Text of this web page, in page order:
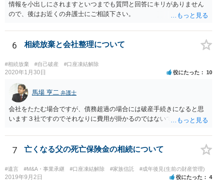
情報を小出しにされますといつまでも質問と回答にキリがありません
ので、後はお近くの弁護士にご相談下さい。
6 相続放棄と会社整理について
#相続放棄 #自己破産 #口座凍結解除
2020年1月30日 役にたった 10
馬場 亨二 弁護士
会社をたたむ場合ですが、債務超過の場合には破産手続きになると思
います３社ですのでそれなりに費用が掛かるのではないでしょうか。
7 亡くなる父の死亡保険金の相続について
#遺言 #M&A・事業承継 #口座凍結解除 #家族信託 #成年後見(生前の財産管理)
2019年9月2日 役にたった 4